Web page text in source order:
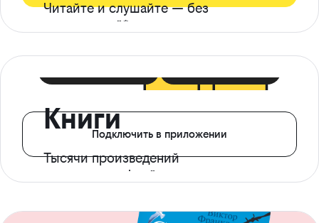
Читайте и слушайте — без
ограничений*
Книги
Тысячи произведений
с доступом офлайн
Подключить в приложении